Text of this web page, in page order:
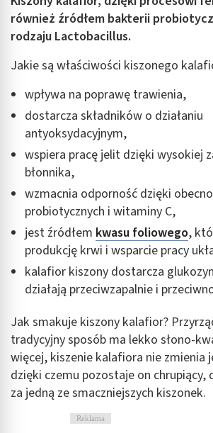
również źródłem bakterii
rodzaju Lactobacillus.
Jakie są właściwości kiszonego
wpływa na poprawę trawienia,
dostarcza składników o działaniu
antyoksydacyjnym,
wspiera pracę jelit dzięki wysokiej
błonnika,
wzmacnia odporność dzięki
probiotycznych i witaminy C,
jest źródłem kwasu foliowego,
produkcję krwi i wsparcie pracy
kalafior kiszony dostarcza
działają przeciwzapalnie i
Jak smakuje kiszony kalafior?
tradycyjny sposób ma lekko słono-
więcej, kiszenie kalafiora nie zmienia
dzięki czemu pozostaje on chrupiący,
za jedną ze smaczniejszych kiszonek.
Reklama